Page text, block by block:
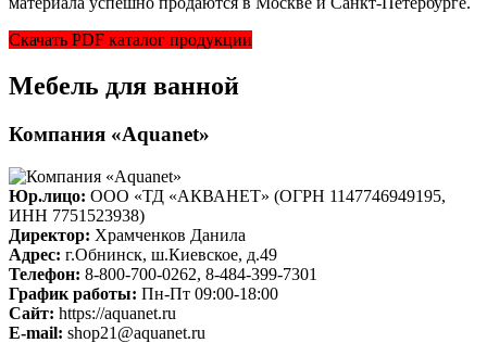
Скачать PDF каталог продукции
Мебель для ванной
Компания «Aquanet»
Юр.лицо: ООО «ТД «АКВАНЕТ» (ОГРН 1147746949195,
ИНН 7751523938)
Директор: Храмченков Данила
Адрес: г.Обнинск, ш.Киевское, д.49
Телефон: 8-800-700-0262, 8-484-399-7301
График работы: Пн-Пт 09:00-18:00
Cайт: https://aquanet.ru
E-mail: shop21@aquanet.ru